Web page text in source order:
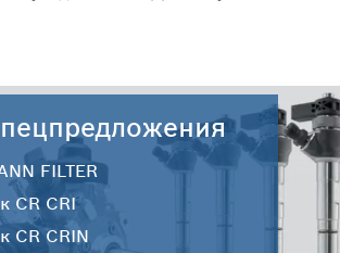
30.07.2026
Новые
HC-CARGO
FILTER
CR CRI
CR CRIN